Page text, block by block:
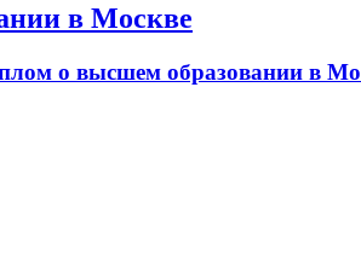
в Москве
о высшем образовании в